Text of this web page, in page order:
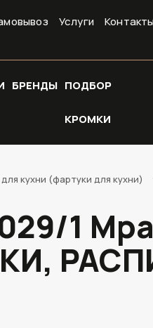
Услуги
БРЕНДЫ ПОДБОР
КРОМКИ
кухни (фартуки для кухни)
1